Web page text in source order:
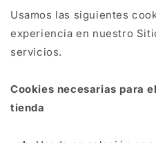
Usamos las siguientes
experiencia en nuestro
servicios.
Cookies necesarias para
tienda